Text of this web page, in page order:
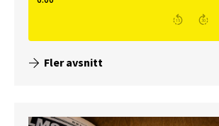
Fler avsnitt